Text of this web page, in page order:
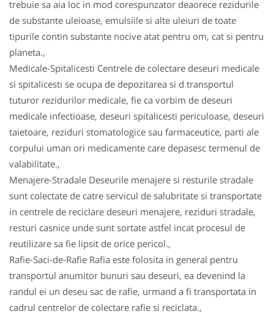
trebuie sa aia loc in mod corespunzator deaorece rezidurile
de substante uleioase, emulsiile si alte uleiuri de toate
tipurile contin substante nocive atat pentru om, cat si pentru
planeta.,
Medicale-Spitalicesti Centrele de colectare deseuri medicale
si spitalicesti se ocupa de depozitarea si d transportul
tuturor rezidurilor medicale, fie ca vorbim de deseuri
medicale infectioase, deseuri spitalicesti periculoase, deseuri
taietoare, reziduri stomatologice sau farmaceutice, parti ale
corpului uman ori medicamente care depasesc termenul de
valabilitate.,
Menajere-Stradale Deseurile menajere si resturile stradale
sunt colectate de catre servicul de salubritate si transportate
in centrele de reciclare deseuri menajere, reziduri stradale,
resturi casnice unde sunt sortate astfel incat procesul de
reutilizare sa fie lipsit de orice pericol.,
Rafie-Saci-de-Rafie Rafia este folosita in general pentru
transportul anumitor bunuri sau deseuri, ea devenind la
randul ei un deseu sac de rafie, urmand a fi transportata in
cadrul centrelor de colectare rafie si reciclata.,